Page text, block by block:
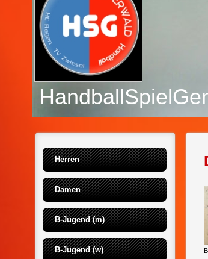
Herren
Damen
B-Jugend (m)
B-Jugend (w)